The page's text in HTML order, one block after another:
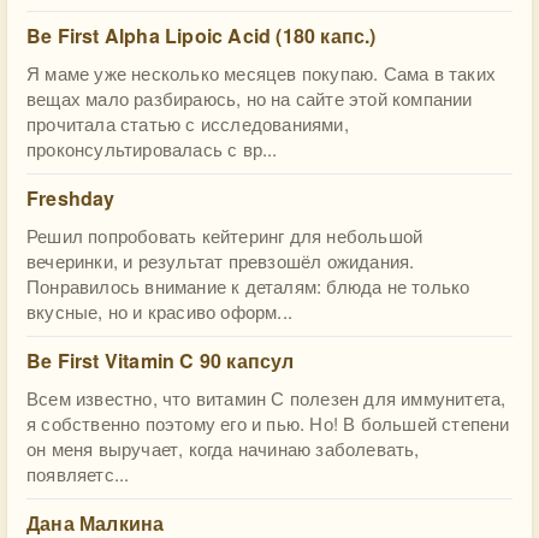
Be First Alpha Lipoic Acid (180 капс.)
Я маме уже несколько месяцев покупаю. Сама в таких
вещах мало разбираюсь, но на сайте этой компании
прочитала статью с исследованиями,
проконсультировалась с вр...
Freshday
Решил попробовать кейтеринг для небольшой
вечеринки, и результат превзошёл ожидания.
Понравилось внимание к деталям: блюда не только
вкусные, но и красиво оформ...
Be First Vitamin C 90 капсул
Всем известно, что витамин С полезен для иммунитета,
я собственно поэтому его и пью. Но! В большей степени
он меня выручает, когда начинаю заболевать,
появляетс...
Дана Малкина